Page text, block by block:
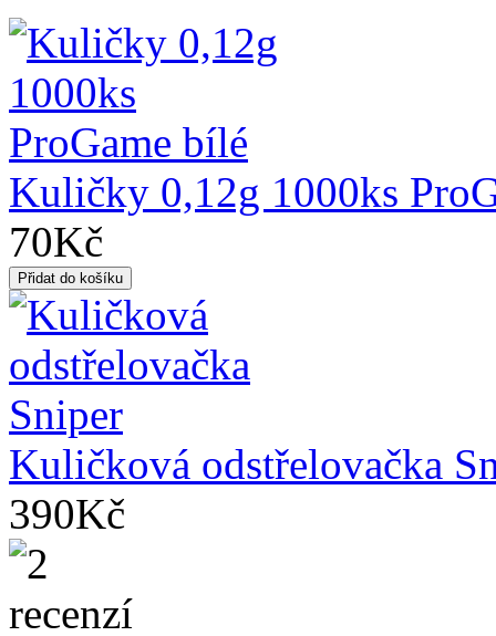
Kuličky 0,12g 1000ks
70Kč
Kuličková odstřelovačka
390Kč